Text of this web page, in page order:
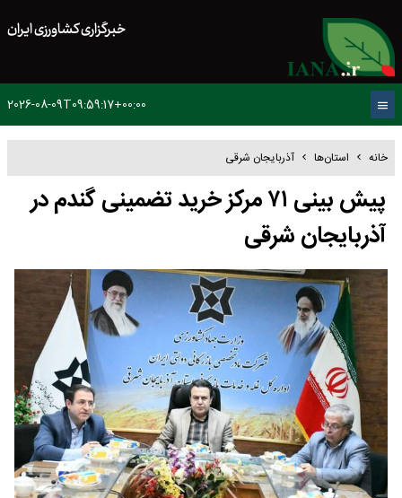
خبرگزاری کشاورزی ایران
2026-08-09T09:59:17+00:00
خانه استان‌ها آذربایجان شرقی
پیش بینی ۷۱ مرکز خرید تضمینی گندم در
آذربایجان شرقی